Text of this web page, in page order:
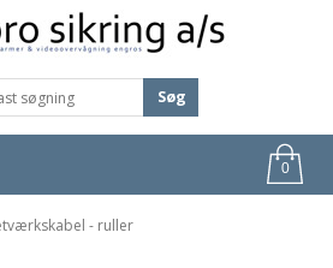
Søg
0
- ruller